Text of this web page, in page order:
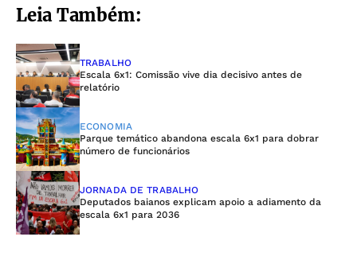
Leia Também:
TRABALHO
Escala 6x1: Comissão vive dia decisivo antes de
relatório
ECONOMIA
Parque temático abandona escala 6x1 para dobrar
número de funcionários
JORNADA DE TRABALHO
Deputados baianos explicam apoio a adiamento da
escala 6x1 para 2036